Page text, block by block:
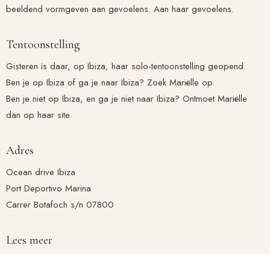
beeldend vormgeven aan gevoelens. Aan haar gevoelens.
Tentoonstelling
Gisteren is daar, op Ibiza, haar solo-tentoonstelling geopend.
Ben je op Ibiza of ga je naar Ibiza? Zoek Mariëlle op.
Ben je niet op Ibiza, en ga je niet naar Ibiza? Ontmoet Mariëlle
dan op haar site.
Adres
Ocean drive Ibiza
Port Deportivo Marina
Carrer Botafoch s/n 07800
Lees meer